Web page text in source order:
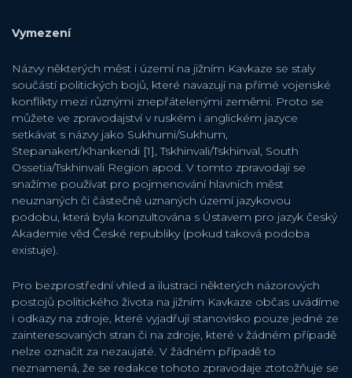
Vymezení
Názvy některých měst i území na jižním Kavkaze se staly
součástí politických bojů, které navazují na přímé vojenské
konflikty mezi různými znepřátelenými zeměmi. Proto se
můžete ve zpravodajství v ruském i anglickém jazyce
setkávat s názvy jako Sukhumi/Sukhum,
Stepanakert/Khankendi [1], Tskhinvali/Tskhinval, South
Ossetia/Tskhinvali Region apod. V tomto zpravodaji se
snažíme používat pro pojmenování hlavních měst
neuznaných či částečně uznaných území jazykovou
podobu, která byla konzultována s Ústavem pro jazyk český
Akademie věd České republiky (pokud taková podoba
existuje).
Pro bezprostřední vhled a ilustraci některých názorových
postojů politického života na jižním Kavkaze občas uvádíme
i odkazy na zdroje, které vyjadřují stanovisko pouze jedné ze
zainteresovaných stran či na zdroje, které v žádném případě
nelze označit za nezaujaté. V žádném případě to
neznamená, že se redakce tohoto zpravodaje ztotožňuje se